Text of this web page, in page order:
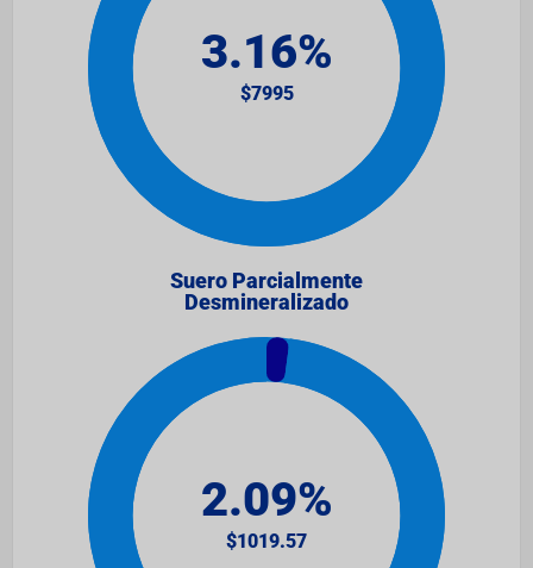
Suero Parcialmente
Desmineralizado